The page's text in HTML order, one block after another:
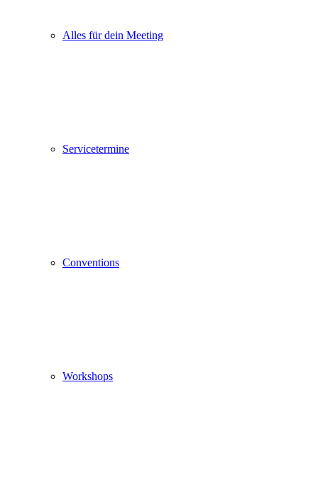
Alles für dein Meeting
Servicetermine
Conventions
Workshops